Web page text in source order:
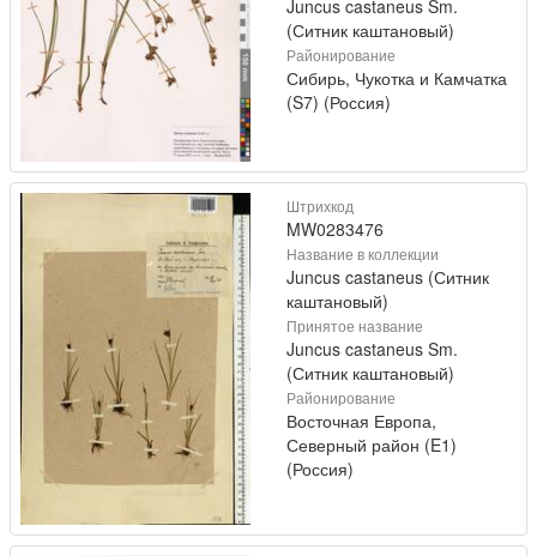
Juncus castaneus Sm.
(Ситник каштановый)
Районирование
Сибирь, Чукотка и Камчатка
(S7) (Россия)
Штрихкод
MW0283476
Название в коллекции
Juncus castaneus (Ситник
каштановый)
Принятое название
Juncus castaneus Sm.
(Ситник каштановый)
Районирование
Восточная Европа,
Северный район (E1)
(Россия)